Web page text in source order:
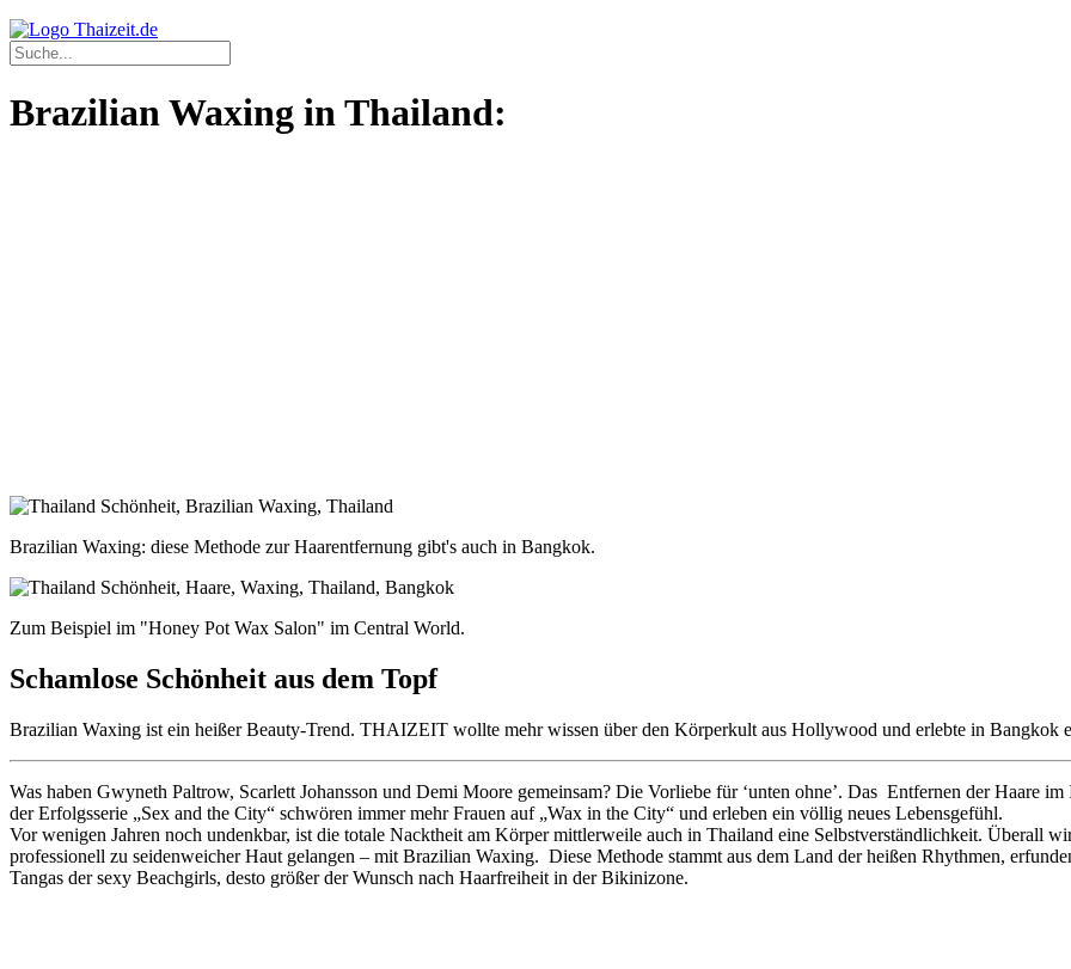
Brazilian Waxing in Thailand:
Brazilian Waxing: diese Methode zur Haarentfernung gibt's auch in Bangkok.
Zum Beispiel im "Honey Pot Wax Salon" im Central World.
Schamlose Schönheit aus dem Topf
Brazilian Waxing ist ein heißer Beauty-Trend. THAIZEIT wollte mehr wissen über den Körperkult aus Hollywood und erlebte in Bangkok
Was haben Gwyneth Paltrow, Scarlett Johansson und Demi Moore gemeinsam? Die Vorliebe für ‘unten ohne’. Das Entfernen der Haare
der Erfolgsserie „Sex and the City“ schwören immer mehr Frauen auf „Wax in the City“ und erleben ein völlig neues Lebensgefühl.
Vor wenigen Jahren noch undenkbar, ist die totale Nacktheit am Körper mittlerweile auch in Thailand eine Selbstverständlichkeit. Überall
professionell zu seidenweicher Haut gelangen – mit Brazilian Waxing. Diese Methode stammt aus dem Land der heißen Rhythmen,
Tangas der sexy Beachgirls, desto größer der Wunsch nach Haarfreiheit in der Bikinizone.